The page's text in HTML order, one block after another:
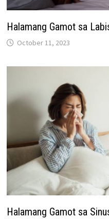
Halamang Gamot sa
October 11, 2023
Halamang Gamot sa